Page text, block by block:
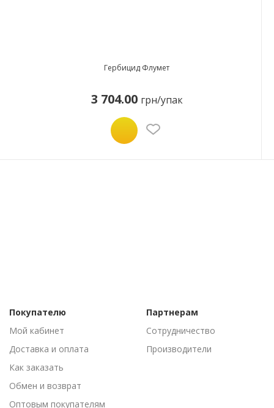
Гербицид Флумет
3 704.00 грн/упак
Покупателю
Мой кабинет
Доставка и оплата
Как заказать
Обмен и возврат
Оптовым покупателям
Партнерам
Сотрудничество
Производители